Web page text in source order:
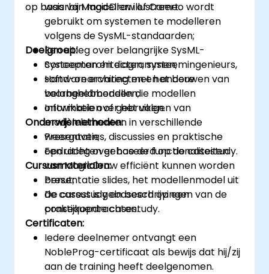
op basis van modellen illustreert.
waarbij MagicDraw of Cameo wordt
gebruikt om systemen te modelleren
volgens de SysML-standaarden;
Een uitleg over belangrijke SysML-
concepten en diagrammen;
Hand-on ervaring met het bouwen van
voorbeeldmodellen;
Informatie over het volgen van
modèlelementen in verschillende
weergaven;
Een uitleg over hoe de functionaliteiten
van MagicDraw efficiënt kunnen worden
benut;
De cursus is gebaseerd op een
consequente casestudy.
Doelgroep:
Systeemarchitecten, systeemingenieurs,
softwarearchitecten en andere
belanghebbenden die modellen
ontwikkelen of gebruiken.
Onderwijsmethoden:
Presentaties, discussies en praktische
opdrachten gebaseerd op de casestudy.
Cursusmaterialen:
Presentatie slides, het modellenmodel uit
de casestudy en beschrijvingen van de
praktijkopdrachten.
Certificaten:
Iedere deelnemer ontvangt een
NobleProg-certificaat als bewijs dat hij/zij
aan de training heeft deelgenomen.